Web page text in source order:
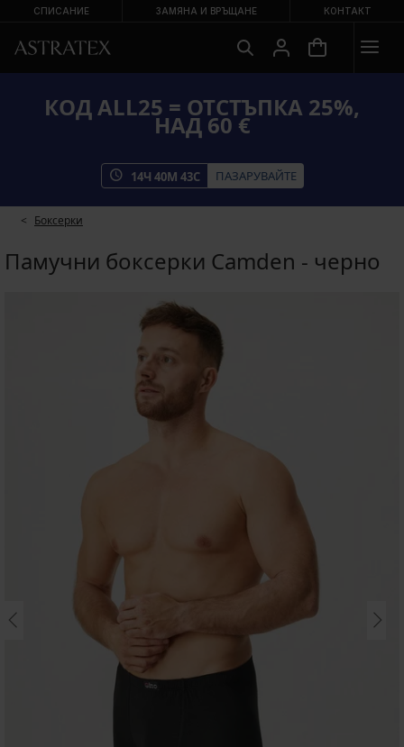
СПИСАНИЕ ЗАМЯНА И ВРЪЩАНЕ КОНТАКТ
КОД ALL25 = ОТСТЪПКА 25%,
НАД 60 €
14Ч 40М 43С ПАЗАРУВАЙТЕ
Боксерки
Памучни боксерки Camden - черно